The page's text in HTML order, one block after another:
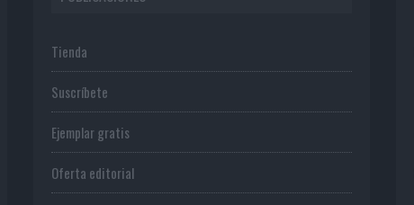
Tienda
Suscríbete
Ejemplar gratis
Oferta editorial